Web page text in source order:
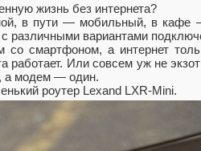
жизнь без интернета?
в пути — мобильный, в кафе
различными вариантами
смартфоном, а интернет
работает. Или совсем уж не
а модем — один.
роутер Lexand LXR-Mini.